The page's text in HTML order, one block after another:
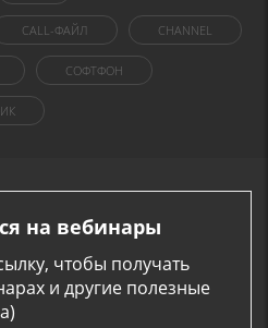
CALL-ФАЙЛ CHANNEL
СОФТФОН
на вебинары
чтобы получать
и другие полезные